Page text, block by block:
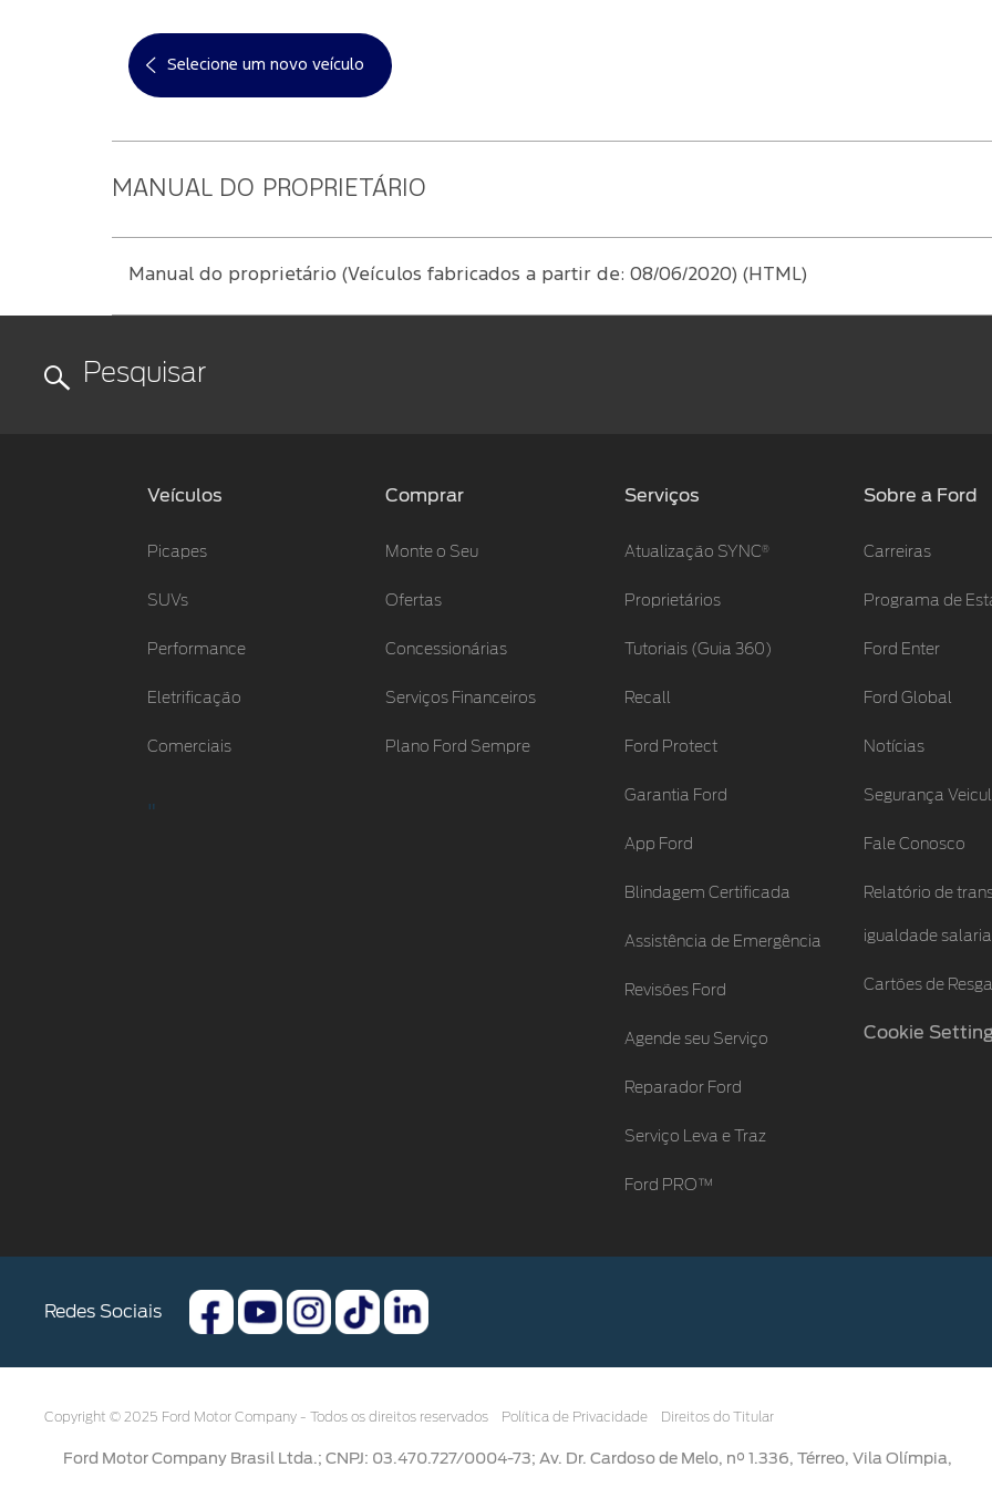
Selecione um novo veículo
MANUAL DO PROPRIETÁRIO
Manual do proprietário (Veículos fabricados a partir de: 08/06/2020) (HTML)
Veículos
Picapes
SUVs
Performance
Eletrificação
Comerciais
"
Comprar
Monte o Seu
Ofertas
Concessionárias
Serviços Financeiros
Plano Ford Sempre
Serviços
Atualização SYNC®
Proprietários
Tutoriais (Guia 360)
Recall
Ford Protect
Garantia Ford
App Ford
Blindagem Certificada
Assistência de Emergência
Revisões Ford
Agende seu Serviço
Reparador Ford
Serviço Leva e Traz
Ford PRO™
Sobre a Ford
Carreiras
Programa de
Ford Enter
Ford Global
Notícias
Segurança
Fale Conosco
Relatório de
igualdade
Cartões de
Cookie
Redes Sociais
Copyright © 2025 Ford Motor Company - Todos os direitos reservados Política de Privacidade Direitos do Titular
Ford Motor Company Brasil Ltda.; CNPJ: 03.470.727/0004-73; Av. Dr. Cardoso de Melo, n° 1.336, Térreo, Vila Olímpia,